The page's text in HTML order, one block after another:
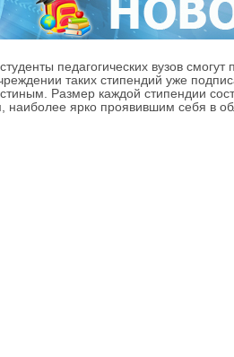
педагогических вузов
таких стипендий уже
Размер каждой стипендии
наиболее ярко проявившим себя в